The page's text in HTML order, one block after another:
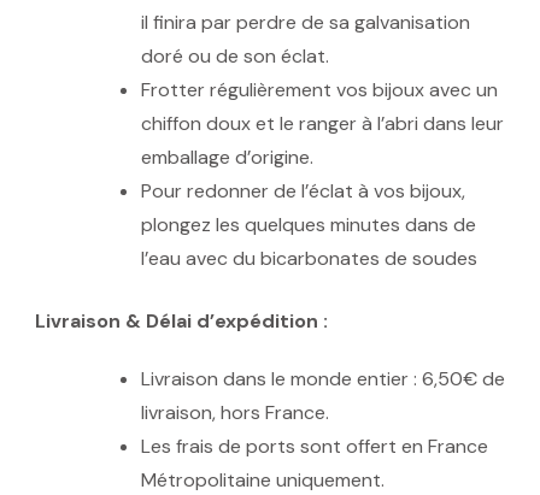
il finira par perdre de sa galvanisation
doré ou de son éclat.
Frotter régulièrement vos bijoux avec un
chiffon doux et le ranger à l’abri dans leur
emballage d’origine.
Pour redonner de l’éclat à vos bijoux,
plongez les quelques minutes dans de
l’eau avec du bicarbonates de soudes
Livraison & Délai d’expédition :
Livraison dans le monde entier : 6,50€ de
livraison, hors France.
Les frais de ports sont offert en France
Métropolitaine uniquement.